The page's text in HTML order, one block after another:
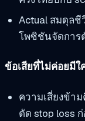
Actual สมดุลชี
โพซิชันจัดการ
ข้อเสียที่ไม่ค่อยมีใ
ความเสี่ยงข้า
ตัด stop loss